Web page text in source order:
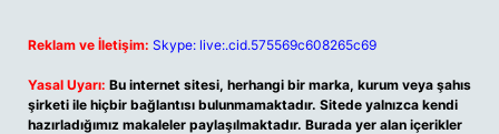
Reklam ve İletişim: Skype: live:.cid.575569c608265c69
Yasal Uyarı: Bu internet sitesi, herhangi bir marka, kurum veya şahıs
şirketi ile hiçbir bağlantısı bulunmamaktadır. Sitede yalnızca kendi
hazırladığımız makaleler paylaşılmaktadır. Burada yer alan içerikler